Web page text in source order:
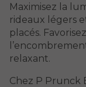
Maximisez la
rideaux légers
placés.
relaxant.
Chez P Prunck